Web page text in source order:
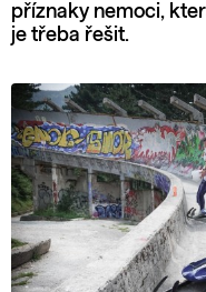
příznaky nemoci,
je třeba řešit.